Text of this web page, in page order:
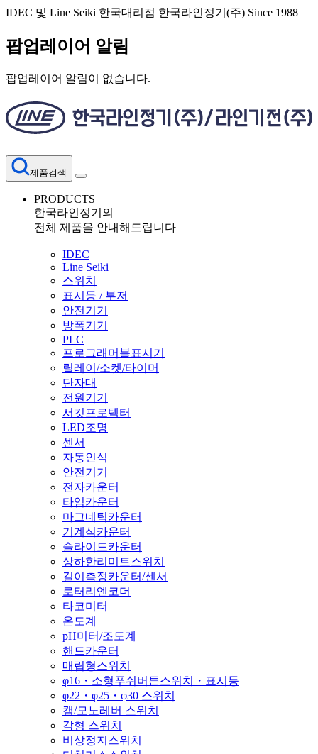
IDEC 및 Line Seiki 한국대리점 한국라인정기(주) Since 1988
팝업레이어 알림
팝업레이어 알림이 없습니다.
제품검색
PRODUCTS
한국라인정기의
전체 제품을 안내해드립니다
IDEC
Line Seiki
스위치
표시등 / 부저
안전기기
방폭기기
PLC
프로그래머블표시기
릴레이/소켓/타이머
단자대
전원기기
서킷프로텍터
LED조명
센서
자동인식
안전기기
전자카운터
타임카운터
마그네틱카운터
기계식카운터
슬라이드카운터
상하한리미트스위치
길이측정카운터/센서
로터리엔코더
타코미터
온도계
pH미터/조도계
핸드카운터
매립형스위치
φ16・소형푸쉬버튼스위치・표시등
φ22・φ25・φ30 스위치
캠/모노레버 스위치
각형 스위치
비상정지스위치